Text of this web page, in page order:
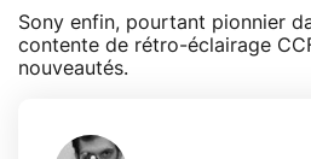
Sony enfin, pourtant pionnier
contente de rétro-éclairage
nouveautés.